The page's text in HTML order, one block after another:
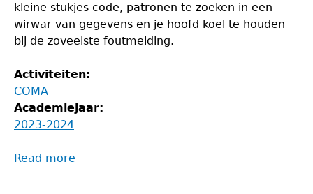
kleine stukjes code, patronen te zoeken in een
wirwar van gegevens en je hoofd koel te houden
bij de zoveelste foutmelding.
Activiteiten:
COMA
Academiejaar:
2023-2024
Read more